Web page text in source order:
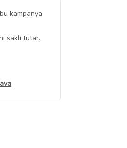
kampanya
saklı tutar.